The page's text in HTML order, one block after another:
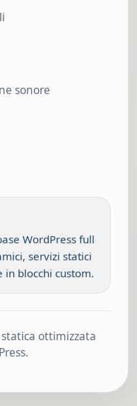
sonore
WordPress full
servizi statici
in blocchi custom.
ottimizzata